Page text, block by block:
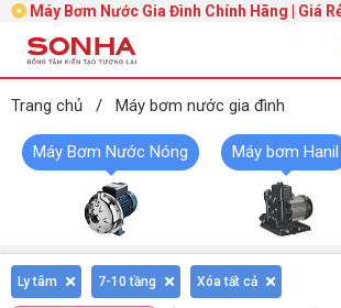
Máy Bơm Nước Gia Đình Chính Hãng | Giá Rẻ
Trang chủ / Máy bơm nước gia đình
Máy Bơm Nước Nóng Máy bơm Hanil
Ly tâm 7-10 tầng Xóa tất cả